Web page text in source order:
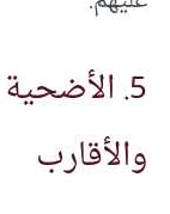
5.
والأقارب